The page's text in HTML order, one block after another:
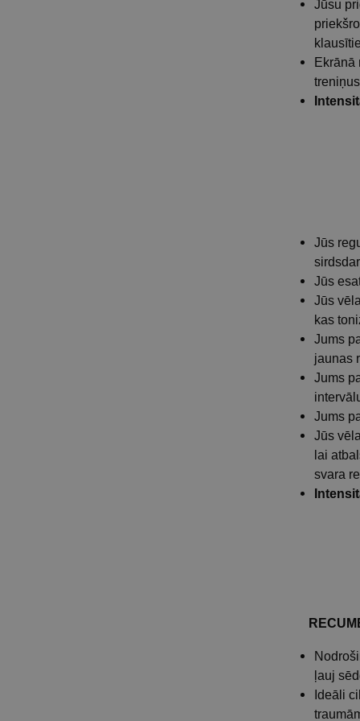
Jūsu
Ekrānā
Jūs
Jūs
Jūs
kas
Jums
jaunas
Jums
Jums
Jūs
lai
svara
ļauj
Ideāli